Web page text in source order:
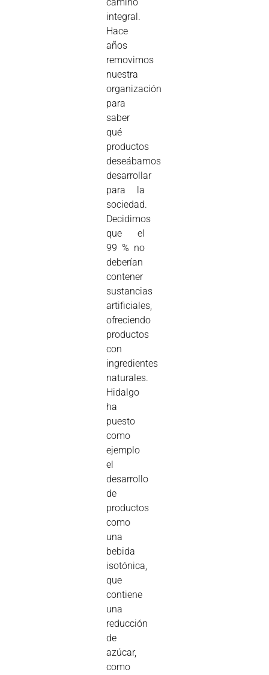
camino
integral.
Hace
años
removimos
nuestra
organización
para
saber
qué
productos
deseábamos
desarrollar
para la
sociedad.
Decidimos
que el
99 % no
deberían
contener
sustancias
artificiales,
ofreciendo
productos
con
ingredientes
naturales.
Hidalgo
ha
puesto
como
ejemplo
el
desarrollo
de
productos
como
una
bebida
isotónica,
que
contiene
una
reducción
de
azúcar,
como